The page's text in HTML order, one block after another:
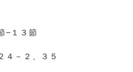
−１３節
４－２、３５